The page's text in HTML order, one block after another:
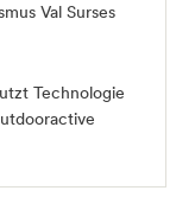
Val Surses
Technologie